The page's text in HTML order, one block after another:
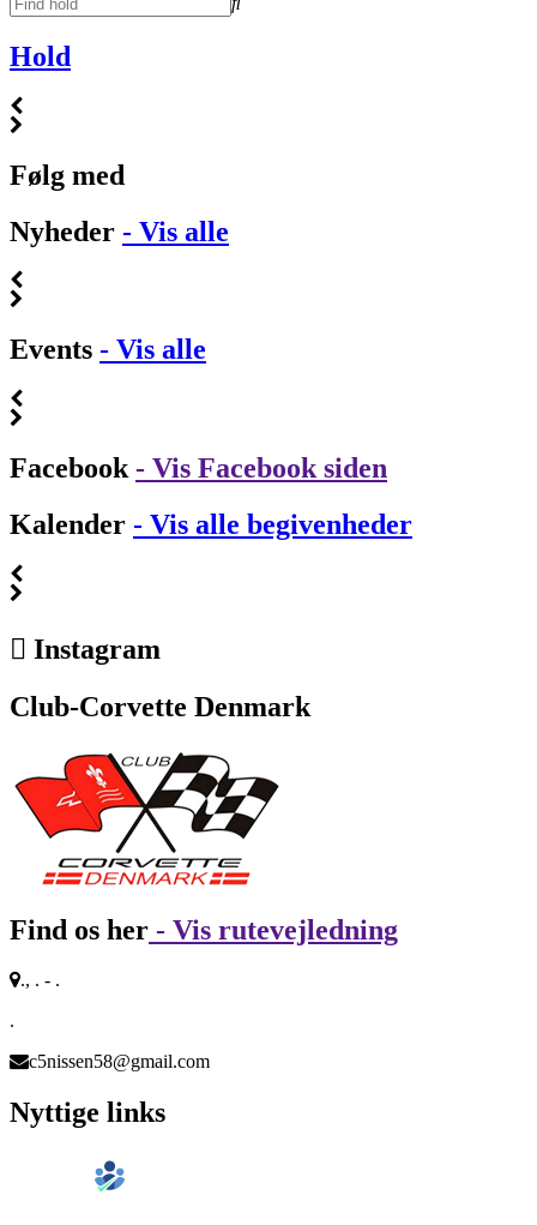
Hold
Følg med
Nyheder - Vis alle
Events - Vis alle
Facebook - Vis Facebook siden
Kalender - Vis alle begivenheder
Instagram
Club-Corvette Denmark
Find os her - Vis rutevejledning
., . - .
.
c5nissen58@gmail.com
Nyttige links